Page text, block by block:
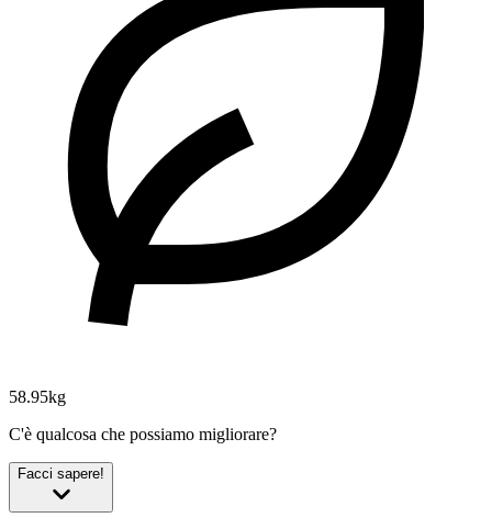
58.95kg
C'è qualcosa che possiamo migliorare?
Facci sapere!